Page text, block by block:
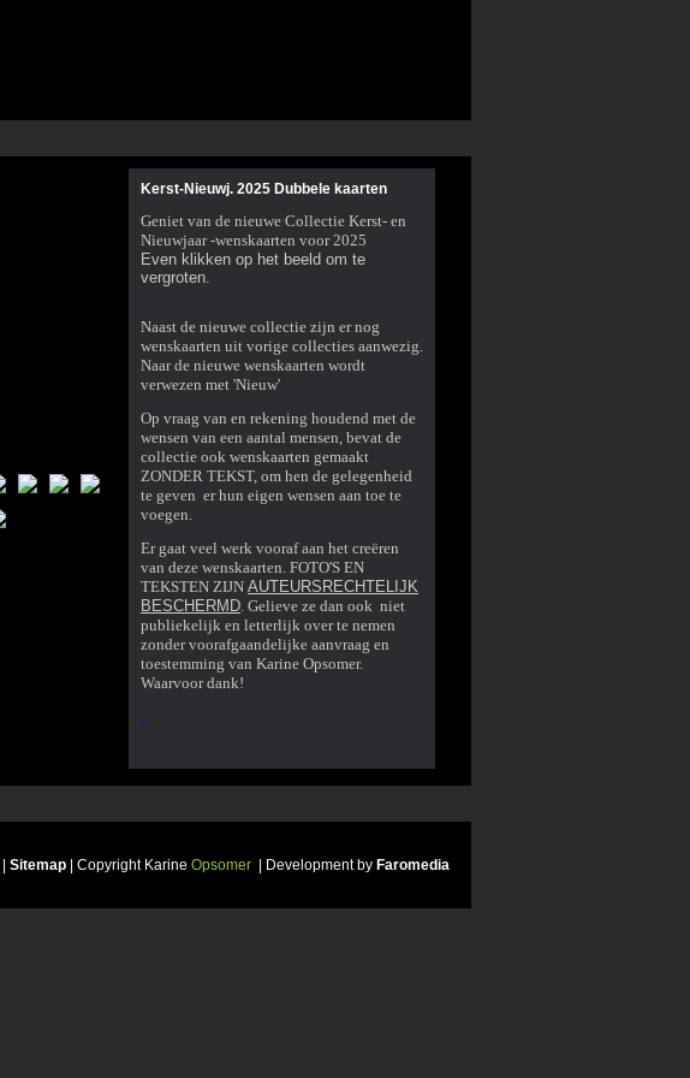
Kerst-Nieuwj. 2025 Dubbele kaarten
Geniet van de nieuwe Collectie Kerst- en
Nieuwjaar -wenskaarten voor 2025
Even klikken op het beeld om te
vergroten.
Naast de nieuwe collectie zijn er nog
wenskaarten uit vorige collecties aanwezig.
Naar de nieuwe wenskaarten wordt
verwezen met 'Nieuw'
Op vraag van en rekening houdend met de
wensen van een aantal mensen, bevat de
collectie ook wenskaarten gemaakt
ZONDER TEKST, om hen de gelegenheid
te geven er hun eigen wensen aan toe te
voegen.
Er gaat veel werk vooraf aan het creëren
van deze wenskaarten. FOTO'S EN
TEKSTEN ZIJN AUTEURSRECHTELIJK
BESCHERMD. Gelieve ze dan ook niet
publiekelijk en letterlijk over te nemen
zonder voorafgaandelijke aanvraag en
toestemming van Karine Opsomer.
Waarvoor dank!
Sitemap | Copyright Karine Opsomer | Development by Faromedia